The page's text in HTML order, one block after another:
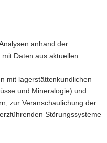
anhand der
Daten aus aktuellen
mit lagerstättenkundlichen
und Mineralogie) und
zur Veranschaulichung der
Störungssysteme